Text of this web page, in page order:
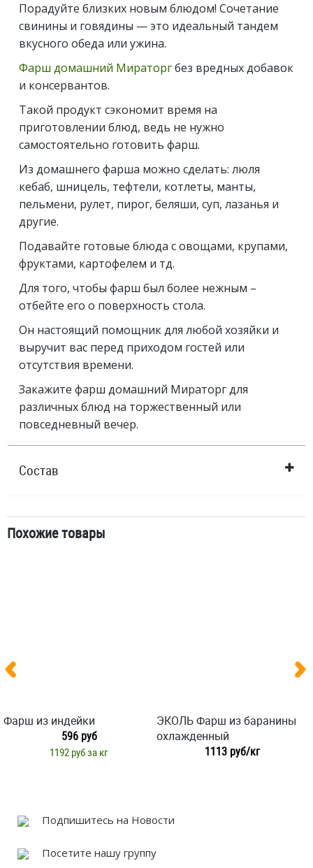
Порадуйте близких новым блюдом! Сочетание
свинины и говядины — это идеальный тандем
вкусного обеда или ужина.
Фарш домашний Мираторгбез вредных добавок
и консервантов.
Такой продукт сэкономит время на
приготовлении блюд, ведь не нужно
самостоятельно готовить фарш.
Из домашнего фарша можно сделать: люля
кебаб, шницель, тефтели, котлеты, манты,
пельмени, рулет, пирог, беляши, суп, лазанья и
другие.
Подавайте готовые блюда с овощами, крупами,
фруктами, картофелем и тд.
Для того, чтобы фарш был более нежным –
отбейте его о поверхность стола.
Он настоящий помощник для любой хозяйки и
выручит вас перед приходом гостей или
отсутствия времени.
Закажите фарш домашний Мираторг для
различных блюд на торжественный или
повседневный вечер.
Состав
Похожие товары
Фарш из индейки
596 руб
1192 руб за кг
ЭКОЛЬ Фарш из баранины
охлажденный
1113 руб/кг
Подпишитесь на Новости
Посетите нашу группу